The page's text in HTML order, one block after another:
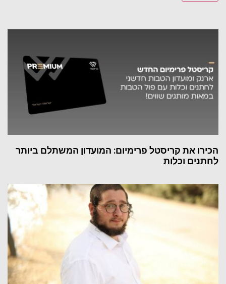
הכירו את קריסטל פרימיום: המועדון המשתלם ביותר
לחתנים וכלות